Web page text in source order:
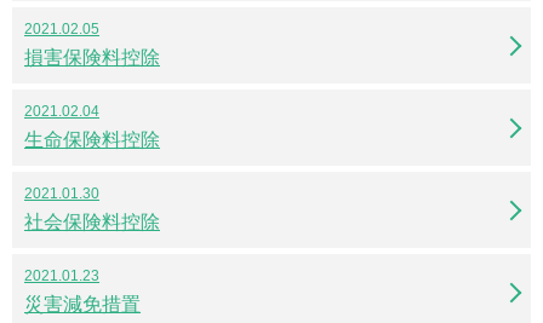
2021.02.05
損害保険料控除
2021.02.04
生命保険料控除
2021.01.30
社会保険料控除
2021.01.23
災害減免措置